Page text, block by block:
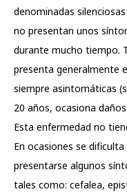
denominadas
no presentan unos
durante mucho tiempo.
presenta generalmente
siempre asintomáticas
20 años, ocasiona
Esta enfermedad no
En ocasiones se
presentarse algunos
tales como: cefalea,